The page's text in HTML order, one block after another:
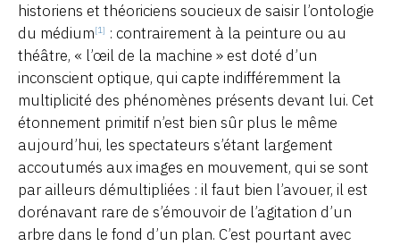
historiens et théoriciens soucieux de saisir l’ontologie
du médium[1] : contrairement à la peinture ou au
théâtre, « l’œil de la machine » est doté d’un
inconscient optique, qui capte indifféremment la
multiplicité des phénomènes présents devant lui. Cet
étonnement primitif n’est bien sûr plus le même
aujourd’hui, les spectateurs s’étant largement
accoutumés aux images en mouvement, qui se sont
par ailleurs démultipliées : il faut bien l’avouer, il est
dorénavant rare de s’émouvoir de l’agitation d’un
arbre dans le fond d’un plan. C’est pourtant avec